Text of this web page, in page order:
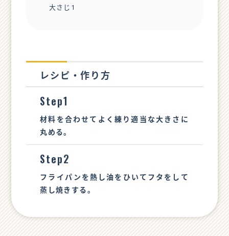
大さじ1
レシピ・作り方
Step1
材料を合わせてよく練り適当な大きさに
丸める。
Step2
フライパンを熱し油をひいてフタをして
蒸し焼きする。